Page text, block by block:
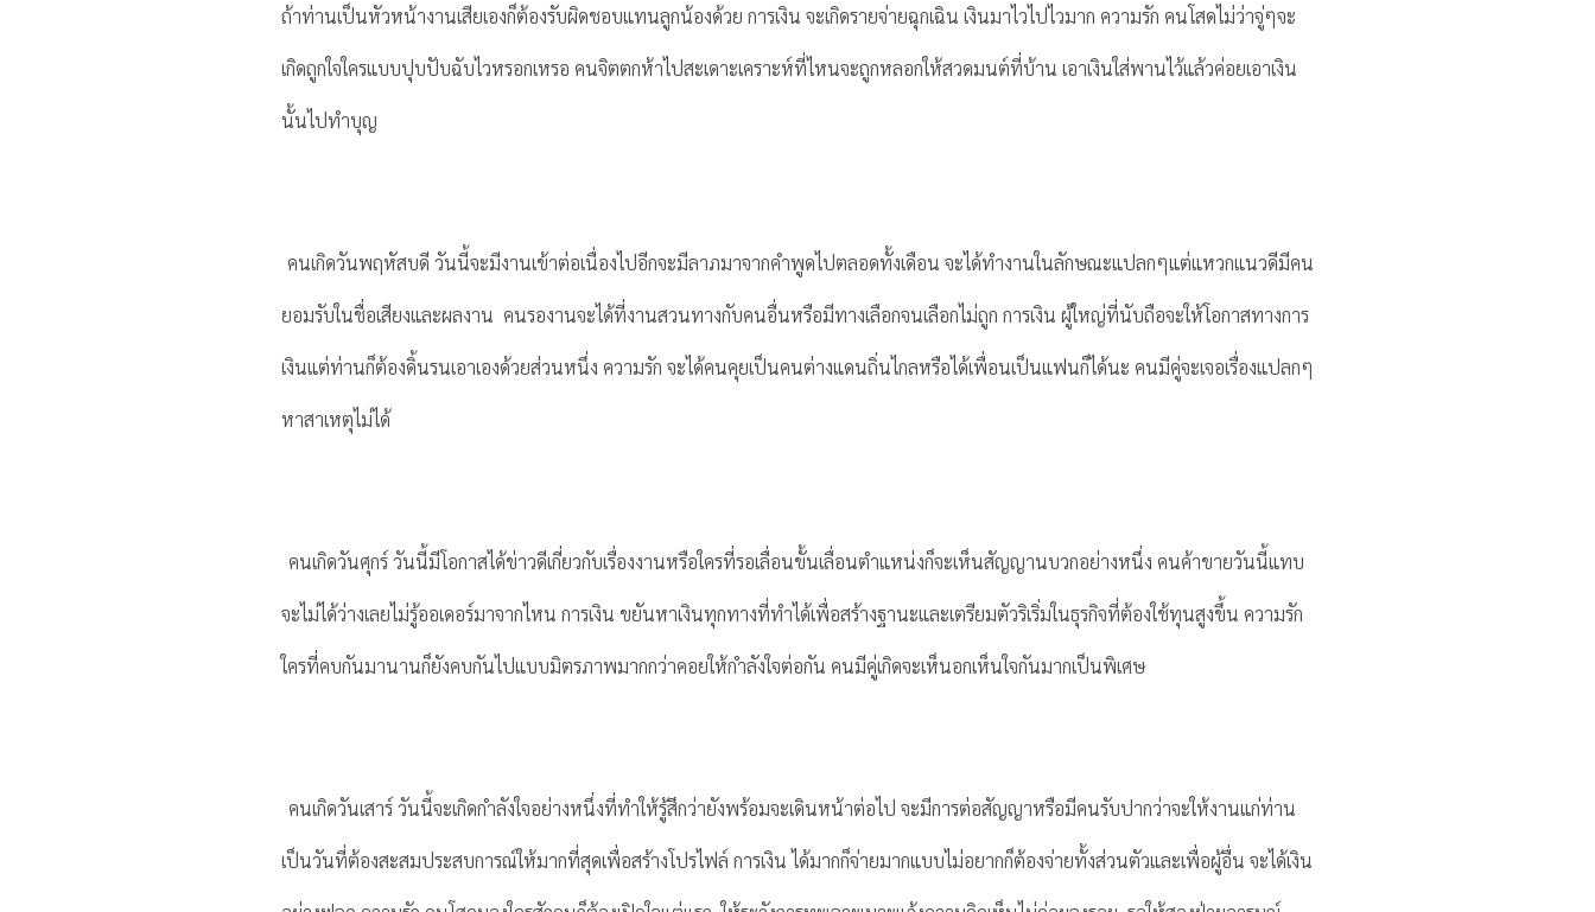
ถ้าท่านเป็นหัวหน้างานเสียเองก็ต้องรับผิดชอบแทนลูกน้องด้วย การเงิน จะเกิดรายจ่ายฉุกเฉิน เงินมาไวไปไวมาก ความรัก คนโสดไม่ว่าจู่ๆจะ
เกิดถูกใจใครแบบปุบปับฉับไวหรอกเหรอ คนจิตตกห้าไปสะเดาะเคราะห์ที่ไหนจะถูกหลอกให้สวดมนต์ที่บ้าน เอาเงินใส่พานไว้แล้วค่อยเอาเงิน
นั้นไปทำบุญ
คนเกิดวันพฤหัสบดี วันนี้จะมีงานเข้าต่อเนื่องไปอีกจะมีลาภมาจากคำพูดไปตลอดทั้งเดือน จะได้ทำงานในลักษณะแปลกๆแต่แหวกแนวดีมีคน
ยอมรับในชื่อเสียงและผลงาน คนรองานจะได้ที่งานสวนทางกับคนอื่นหรือมีทางเลือกจนเลือกไม่ถูก การเงิน ผู้ใหญ่ที่นับถือจะให้โอกาสทางการ
เงินแต่ท่านก็ต้องดิ้นรนเอาเองด้วยส่วนหนึ่ง ความรัก จะได้คนคุยเป็นคนต่างแดนถิ่นไกลหรือได้เพื่อนเป็นแฟนก็ได้นะ คนมีคู่จะเจอเรื่องแปลกๆ
หาสาเหตุไม่ได้
คนเกิดวันศุกร์ วันนี้มีโอกาสได้ข่าวดีเกี่ยวกับเรื่องงานหรือใครที่รอเลื่อนขั้นเลื่อนตำแหน่งก็จะเห็นสัญญานบวกอย่างหนึ่ง คนค้าขายวันนี้แทบ
จะไม่ได้ว่างเลยไม่รู้ออเดอร์มาจากไหน การเงิน ขยันหาเงินทุกทางที่ทำได้เพื่อสร้างฐานะและเตรียมตัวริเริ่มในธุรกิจที่ต้องใช้ทุนสูงขึ้น ความรัก
ใครที่คบกันมานานก็ยังคบกันไปแบบมิตรภาพมากกว่าคอยให้กำลังใจต่อกัน คนมีคู่เกิดจะเห็นอกเห็นใจกันมากเป็นพิเศษ
คนเกิดวันเสาร์ วันนี้จะเกิดกำลังใจอย่างหนึ่งที่ทำให้รู้สึกว่ายังพร้อมจะเดินหน้าต่อไป จะมีการต่อสัญญาหรือมีคนรับปากว่าจะให้งานแก่ท่าน
เป็นวันที่ต้องสะสมประสบการณ์ให้มากที่สุดเพื่อสร้างโปรไฟล์ การเงิน ได้มากก็จ่ายมากแบบไม่อยากก็ต้องจ่ายทั้งส่วนตัวและเพื่อผู้อื่น จะได้เงิน